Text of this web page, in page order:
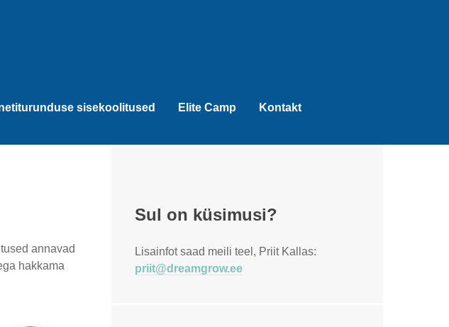
sisekoolitused Elite Camp Kontakt
annavad
hakkama
Sul on küsimusi?
Lisainfot saad meili teel, Priit Kallas:
priit@dreamgrow.ee